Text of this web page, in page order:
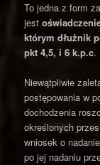
To jedna z form
jest
którym dłużnik
pkt 4,5, i 6 k.p.c.
Niewątpliwie
postępowania w
dochodzenia
określonych
wniosek o
po jej nadaniu